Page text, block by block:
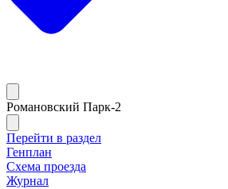
Романовский Парк-2
Перейти в раздел
Генплан
Схема проезда
Журнал